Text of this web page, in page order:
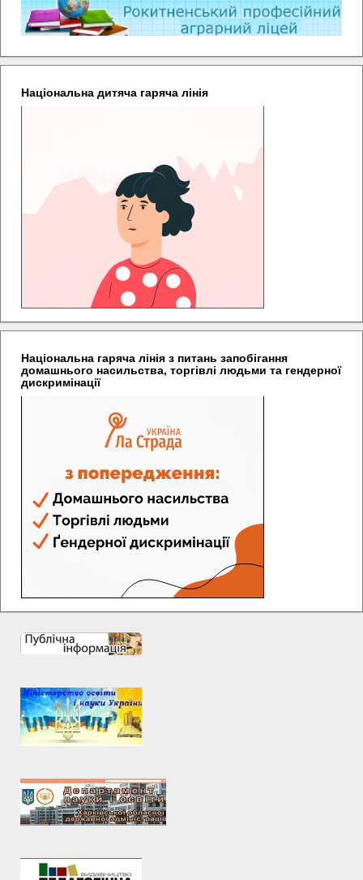
Національна дитяча гаряча лінія
Національна гаряча лінія з питань запобігання
домашнього насильства, торгівлі людьми та гендерної
дискримінації